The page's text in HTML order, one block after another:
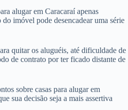
alugar em Caracaraí apenas
imóvel pode desencadear uma série
quitar os aluguéis, até dificuldade de
de contrato por ter ficado distante de
sobre casas para alugar em
sua decisão seja a mais assertiva